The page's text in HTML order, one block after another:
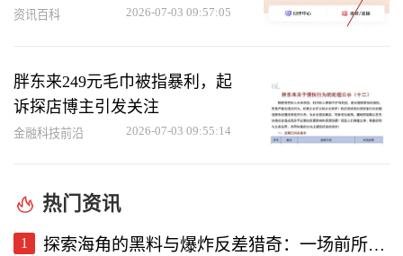
资讯百科 2026-07-03 09:57:05
胖东来249元毛巾被指暴利，起
诉探店博主引发关注
金融科技前沿 2026-07-03 09:55:14
热门资讯
1 探索海角的黑料与爆炸反差猎奇：一场前所未有的直播视频体验